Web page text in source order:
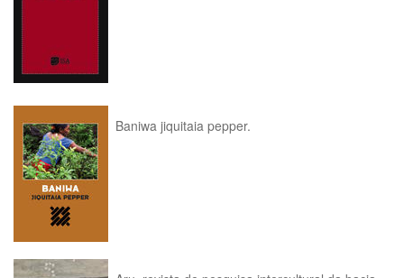
Baniwa jiquitaia pepper.